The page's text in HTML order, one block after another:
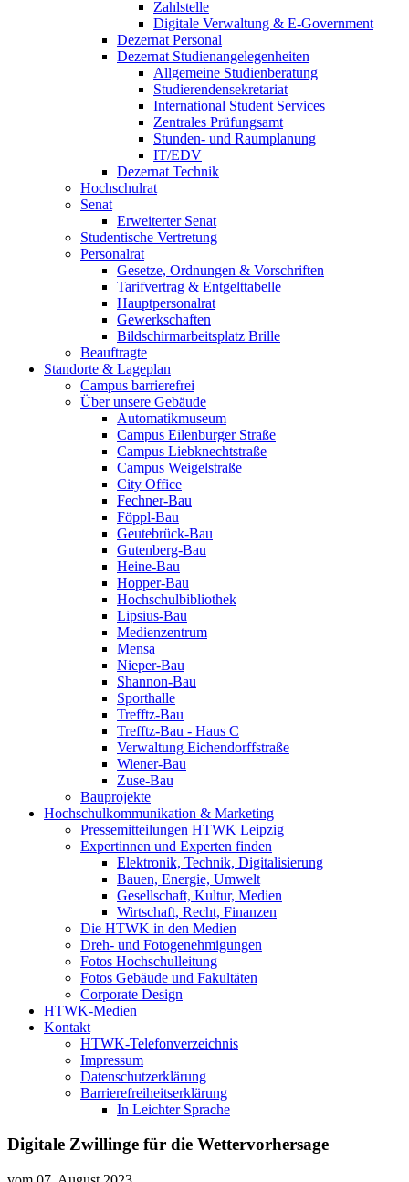
Zahlstelle
Digitale Verwaltung & E-Government
Dezernat Personal
Dezernat Studienangelegenheiten
Allgemeine Studienberatung
Studierendensekretariat
International Student Services
Zentrales Prüfungsamt
Stunden- und Raumplanung
IT/EDV
Dezernat Technik
Hochschulrat
Senat
Erweiterter Senat
Studentische Vertretung
Personalrat
Gesetze, Ordnungen & Vorschriften
Tarifvertrag & Entgelttabelle
Hauptpersonalrat
Gewerkschaften
Bildschirmarbeitsplatz Brille
Beauftragte
Standorte & Lageplan
Campus barrierefrei
Über unsere Gebäude
Automatikmuseum
Campus Eilenburger Straße
Campus Liebknechtstraße
Campus Weigelstraße
City Office
Fechner-Bau
Föppl-Bau
Geutebrück-Bau
Gutenberg-Bau
Heine-Bau
Hopper-Bau
Hochschulbibliothek
Lipsius-Bau
Medienzentrum
Mensa
Nieper-Bau
Shannon-Bau
Sporthalle
Trefftz-Bau
Trefftz-Bau - Haus C
Verwaltung Eichendorffstraße
Wiener-Bau
Zuse-Bau
Bauprojekte
Hochschulkommunikation & Marketing
Pressemitteilungen HTWK Leipzig
Expertinnen und Experten finden
Elektronik, Technik, Digitalisierung
Bauen, Energie, Umwelt
Gesellschaft, Kultur, Medien
Wirtschaft, Recht, Finanzen
Die HTWK in den Medien
Dreh- und Fotogenehmigungen
Fotos Hochschulleitung
Fotos Gebäude und Fakultäten
Corporate Design
HTWK-Medien
Kontakt
HTWK-Telefonverzeichnis
Impressum
Datenschutzerklärung
Barrierefreiheitserklärung
In Leichter Sprache
Digitale Zwillinge für die Wettervorhersage